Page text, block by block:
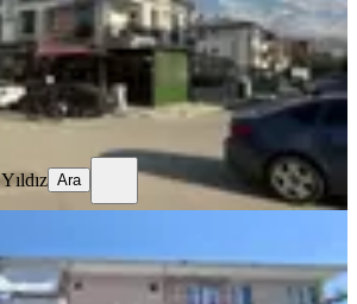
₺ 22.000 ₺
Ara
3+1 Kiralık Daire